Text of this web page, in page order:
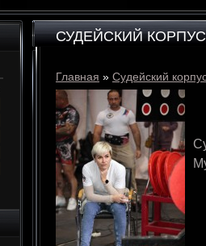
СУДЕЙСКИЙ КОРПУС
Главная » Судейский